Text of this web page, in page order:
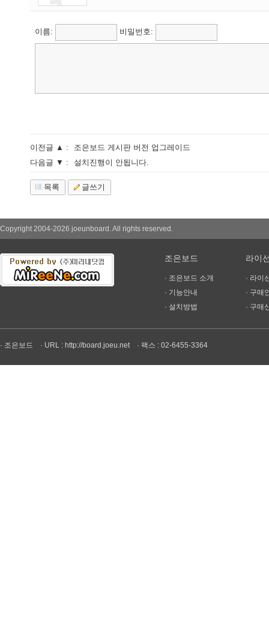
이름: 비밀번호:
이전글 ▲ :
조은보드 게시판 버전 업그레이드
다음글 ▼ :
설치진행이 안됩니다.
목록 글쓰기
Copyright 2004-2026 joeunboard. All rights reserved.
조은보드
· 조은보드 소개
· 기능안내
· 설치방법
라이
· 라이
· 구매
· 구매
· 조은보드 · URL : http://board.joeu.net · 팩스 : 02-6455-3364